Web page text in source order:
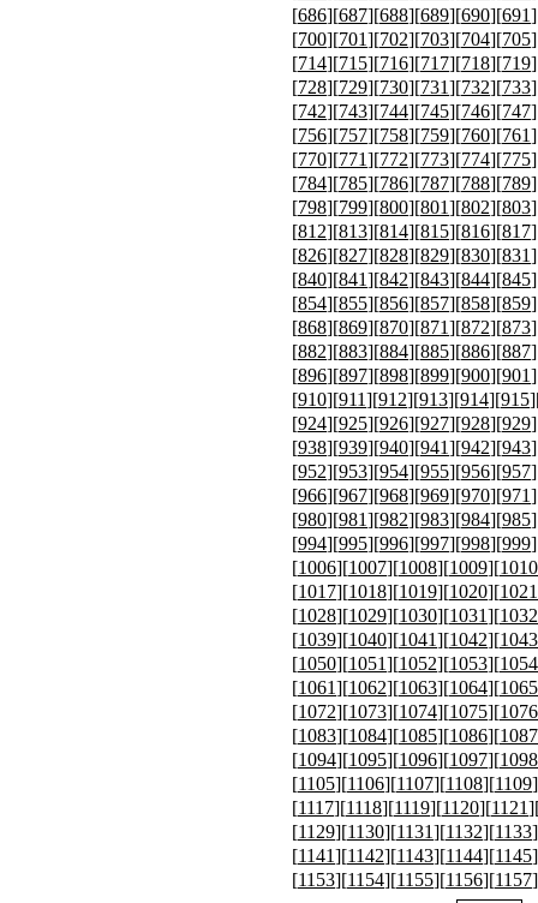
[686][687][688][689][690][691
[700][701][702][703][704][705
[714][715][716][717][718][719
[728][729][730][731][732][733
[742][743][744][745][746][747
[756][757][758][759][760][761
[770][771][772][773][774][775
[784][785][786][787][788][789
[798][799][800][801][802][803
[812][813][814][815][816][817
[826][827][828][829][830][831
[840][841][842][843][844][845
[854][855][856][857][858][859
[868][869][870][871][872][873
[882][883][884][885][886][887
[896][897][898][899][900][901
[910][911][912][913][914][915
[924][925][926][927][928][929
[938][939][940][941][942][943
[952][953][954][955][956][957
[966][967][968][969][970][971
[980][981][982][983][984][985
[994][995][996][997][998][999
[1006][1007][1008][1009][1010
[1017][1018][1019][1020][1021
[1028][1029][1030][1031][1032
[1039][1040][1041][1042][1043
[1050][1051][1052][1053][1054
[1061][1062][1063][1064][1065
[1072][1073][1074][1075][1076
[1083][1084][1085][1086][1087
[1094][1095][1096][1097][1098
[1105][1106][1107][1108][1109
[1117][1118][1119][1120][1121
[1129][1130][1131][1132][1133
[1141][1142][1143][1144][1145
[1153][1154][1155][1156][1157